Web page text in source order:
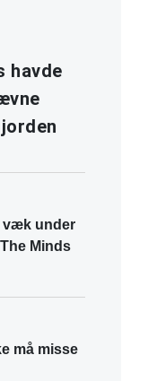
havde
væk under
Minds
må misse